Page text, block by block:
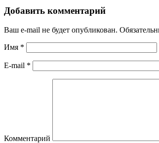
Добавить комментарий
Ваш e-mail не будет опубликован.
Имя *
E-mail *
Комментарий